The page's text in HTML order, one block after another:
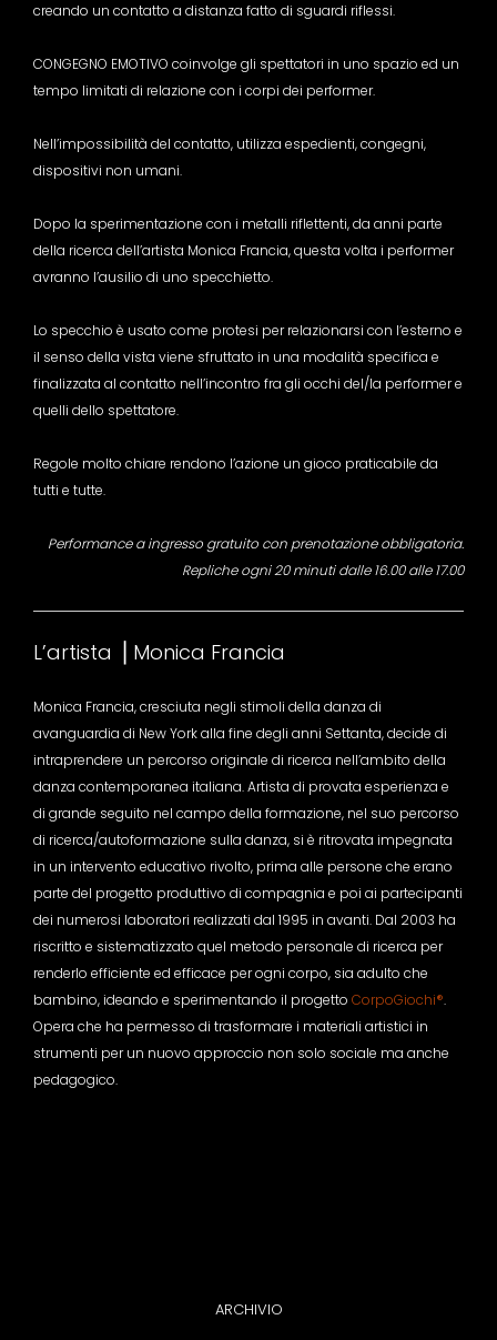
creando un contatto a distanza fatto di sguardi riflessi.
CONGEGNO EMOTIVO coinvolge gli spettatori in uno spazio ed un
tempo limitati di relazione con i corpi dei performer.
Nell’impossibilità del contatto, utilizza espedienti, congegni,
dispositivi non umani.
Dopo la sperimentazione con i metalli riflettenti, da anni parte
della ricerca dell’artista Monica Francia, questa volta i performer
avranno l’ausilio di uno specchietto.
Lo specchio è usato come protesi per relazionarsi con l’esterno e
il senso della vista viene sfruttato in una modalità specifica e
finalizzata al contatto nell’incontro fra gli occhi del/la performer e
quelli dello spettatore.
Regole molto chiare rendono l’azione un gioco praticabile da
tutti e tutte.
Performance a ingresso gratuito con prenotazione obbligatoria.
Repliche ogni 20 minuti dalle 16.00 alle 17.00
L’artista ⎥ Monica Francia
Monica Francia, cresciuta negli stimoli della danza di
avanguardia di New York alla fine degli anni Settanta, decide di
intraprendere un percorso originale di ricerca nell’ambito della
danza contemporanea italiana. Artista di provata esperienza e
di grande seguito nel campo della formazione, nel suo percorso
di ricerca/autoformazione sulla danza, si è ritrovata impegnata
in un intervento educativo rivolto, prima alle persone che erano
parte del progetto produttivo di compagnia e poi ai partecipanti
dei numerosi laboratori realizzati dal 1995 in avanti. Dal 2003 ha
riscritto e sistematizzato quel metodo personale di ricerca per
renderlo efficiente ed efficace per ogni corpo, sia adulto che
bambino, ideando e sperimentando il progetto CorpoGiochi®.
Opera che ha permesso di trasformare i materiali artistici in
strumenti per un nuovo approccio non solo sociale ma anche
pedagogico.
ARCHIVIO